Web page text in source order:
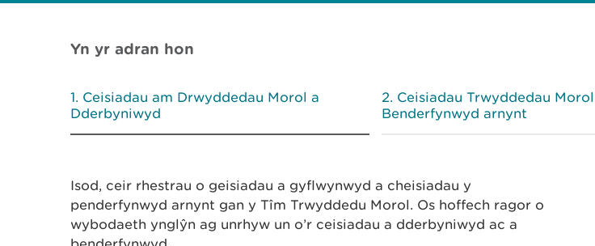
Yn yr adran hon
Ceisiadau am Drwyddedau Morol a
Dderbyniwyd
Ceisiadau Trwyddedau
Benderfynwyd arnynt
Isod, ceir rhestrau o geisiadau a gyflwynwyd a cheisiadau y
penderfynwyd arnynt gan y Tîm Trwyddedu Morol. Os hoffech ragor o
wybodaeth ynglŷn ag unrhyw un o’r ceisiadau a dderbyniwyd ac a